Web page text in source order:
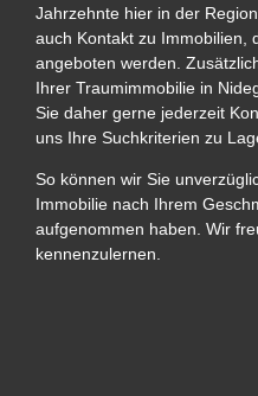
Jahrzehnte hier in der
auch Kontakt zu Immobilien,
angeboten werden.
Ihrer Traumimmobilie in
Sie daher gerne jederzeit
uns Ihre Suchkriterien zu
So können wir Sie
Immobilie nach Ihrem
aufgenommen haben. Wir
kennenzulernen.